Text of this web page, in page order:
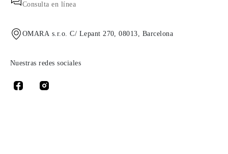
Consulta en línea
OMARA s.r.o. C/ Lepant 270, 08013, Barcelona
Nuestras redes sociales